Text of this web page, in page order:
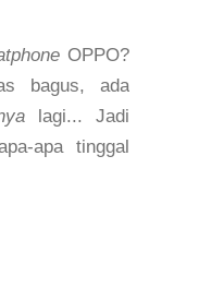
OPPO?
bagus, ada
lagi... Jadi
a-apa tinggal